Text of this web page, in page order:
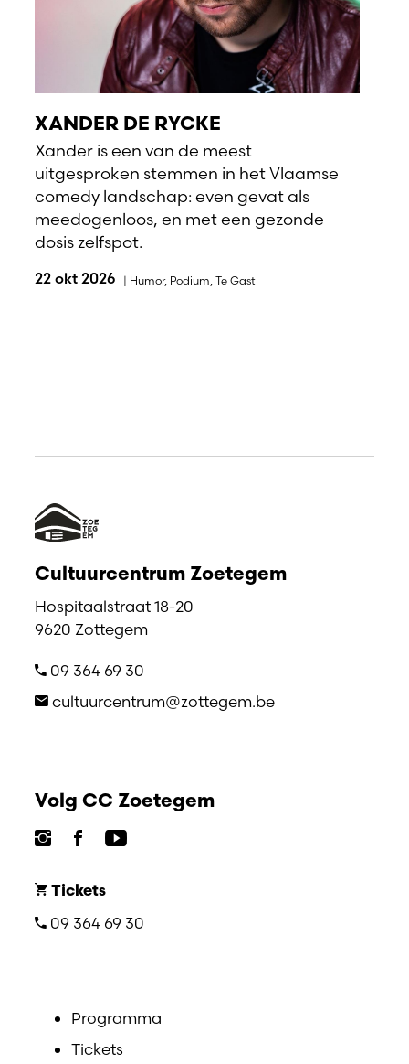
XANDER DE RYCKE
Xander is een van de meest
uitgesproken stemmen in het Vlaamse
comedy landschap: even gevat als
meedogenloos, en met een gezonde
dosis zelfspot.
22 okt 2026 | Humor, Podium Te Gast
Cultuurcentrum Zoetegem
Hospitaalstraat 18-20
9620 Zottegem
09 364 69 30
cultuurcentrum@zottegem.be
Volg CC Zoetegem
Tickets
09 364 69 30
Programma
Tickets